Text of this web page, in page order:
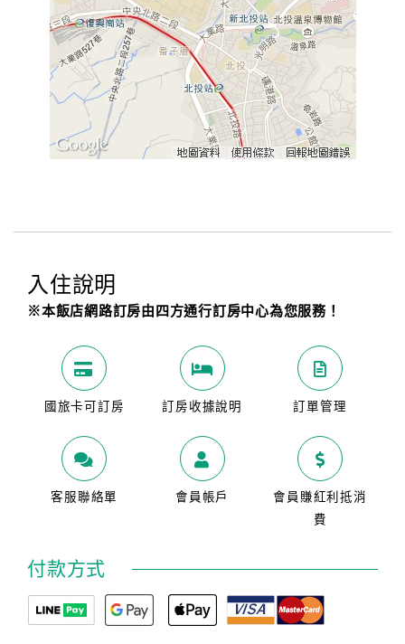
入住說明
※本飯店網路訂房由四方通行訂房中心為您服務！
國旅卡可訂房 訂房收據說明 訂單管理
客服聯絡單 會員帳戶
會員賺紅利抵消
費
付款方式